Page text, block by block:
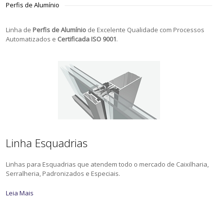
Perfis de Alumínio
Linha de Perfis de Alumínio de Excelente Qualidade com Processos
Automatizados e Certificada ISO 9001.
Linha Esquadrias
Linhas para Esquadrias que atendem todo o mercado de Caixilharia,
Serralheria, Padronizados e Especiais.
Leia Mais